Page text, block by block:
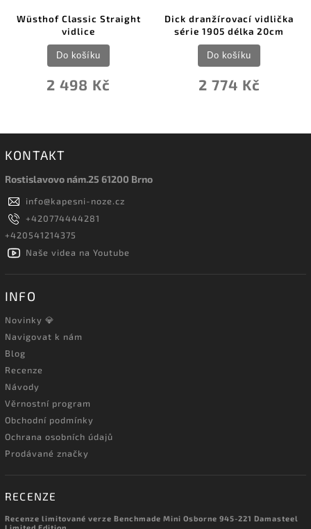
Wüsthof Classic Straight
vidlice
2 498 Kč
Do košíku
Dick dranžírovací vidlička
série 1905 délka 20cm
2 774 Kč
Do košíku
KONTAKT
Rostislavovo nám.25 61200 Brno
info@kapesni-noze.cz
+420774444281
+420541214375
Naše videa na Youtube
INFO
Novinky 💎
Navigovat k nám
Blog
Recenze
Návody
Věrnostní program
Obchodní podmínky
Ochrana osobních údajů
Prodávané značky
RECENZE
Recenze limitované verze Benchmade Mini Osborne 945-221 Damasteel